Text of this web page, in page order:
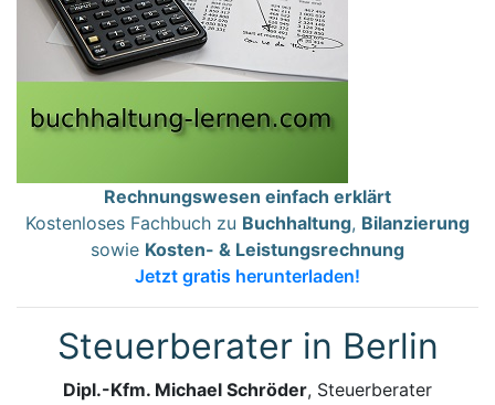
Rechnungswesen einfach erklärt
Kostenloses Fachbuch zu Buchhaltung, Bilanzierung
sowie Kosten- & Leistungsrechnung
Jetzt gratis herunterladen!
Steuerberater in Berlin
Dipl.-Kfm. Michael Schröder, Steuerberater